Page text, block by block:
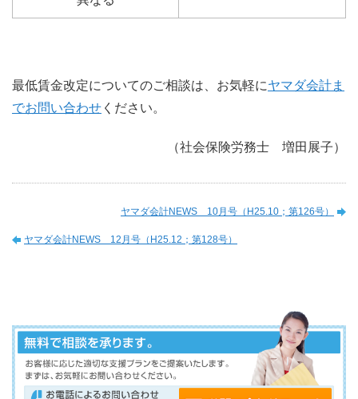
最低賃金改定についてのご相談は、お気軽にヤマダ会計ま
でお問い合わせ ください。
（社会保険労務士 増田展子）
ヤマダ会計NEWS 10月号（H25.10；第126号）
ヤマダ会計NEWS 12月号（H25.12；第128号）